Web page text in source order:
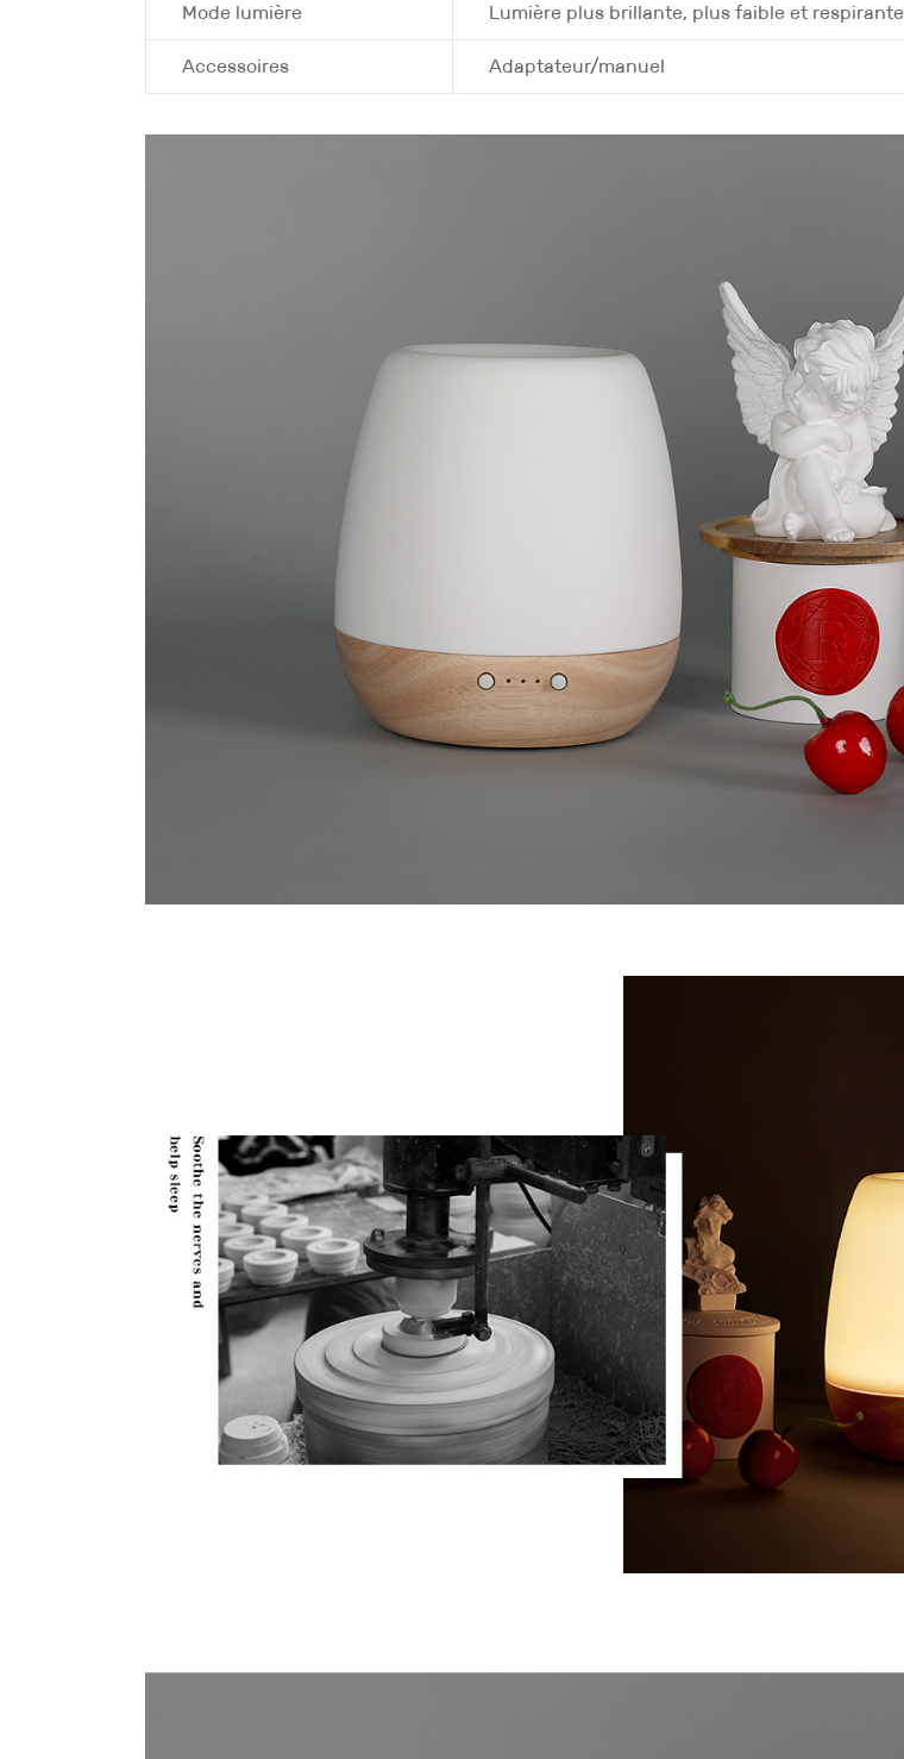
Mode lumière Lumière plus brillante, plus faible et respirante
Accessoires Adaptateur/manuel